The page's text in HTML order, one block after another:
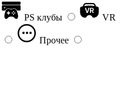
PS клубы VR
Прочее